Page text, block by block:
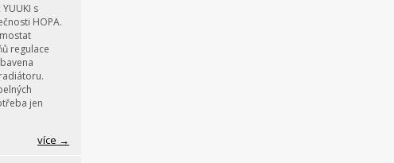
s
HOPA.
regulace
jen
více →